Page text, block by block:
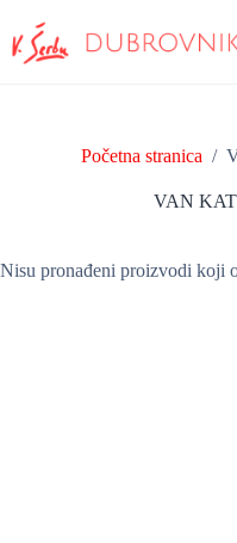
sadržaj
Početna stranica /
VAN
Nisu pronađeni proizvodi koji